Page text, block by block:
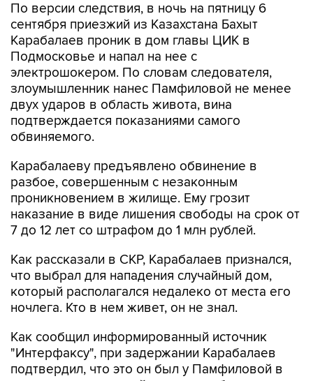
По версии следствия, в ночь на пятницу 6
сентября приезжий из Казахстана Бахыт
Карабалаев проник в дом главы ЦИК в
Подмосковье и напал на нее с
электрошокером. По словам следователя,
злоумышленник нанес Памфиловой не менее
двух ударов в область живота, вина
подтверждается показаниями самого
обвиняемого.
Карабалаеву предъявлено обвинение в
разбое, совершенным с незаконным
проникновением в жилище. Ему грозит
наказание в виде лишения свободы на срок от
7 до 12 лет со штрафом до 1 млн рублей.
Как рассказали в СКР, Карабалаев признался,
что выбрал для нападения случайный дом,
который располагался недалеко от места его
ночлега. Кто в нем живет, он не знал.
Как сообщил информированный источник
"Интерфаксу", при задержании Карабалаев
подтвердил, что это он был у Памфиловой в